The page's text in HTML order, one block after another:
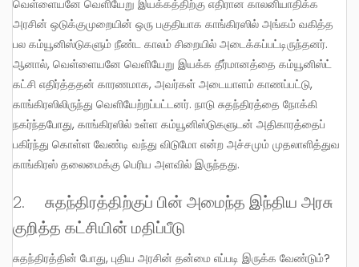
வெள்ளையனே வெளியேறு இயக்கத்திற்கு எதிரான காலனியாதிக்க
அரசின் ஒடுக்குமுறையின் ஒரு பகுதியாக காங்கிரஸில் அங்கம் வகித்த
பல கம்யூனிஸ்டுகளும் நீண்ட காலம் சிறையில் அடைக்கப்பட்டிருந்தனர்.
ஆனால், வெள்ளையனே வெளியேறு இயக்க தீர்மானத்தை கம்யூனிஸ்ட்
கட்சி எதிர்த்ததன் காரணமாக, அவர்கள் அடையாளம் காணப்பட்டு,
காங்கிரஸிலிருந்து வெளியேற்றப்பட்டனர். நாடு சுதந்திரத்தை நோக்கி
நகர்ந்தபோது, காங்கிரஸில் உள்ள கம்யூனிஸ்டுகளுடன் அதிகாரத்தைப்
பகிர்ந்து கொள்ள வேண்டி வந்து விடுமோ என்ற அச்சமும் முதலாளித்துவ
காங்கிரஸ் தலைமைக்கு பெரிய அளவில் இருந்தது.
2. சுதந்திரத்திற்குப் பின் அமைந்த இந்திய அரசு
குறித்த கட்சியின் மதிப்பீடு
சுதந்திரத்தின் போது, புதிய அரசின் தன்மை எப்படி இருக்க வேண்டும்?